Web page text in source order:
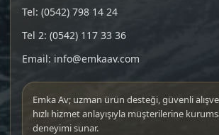
Tel: (0542) 798 14 24
Tel 2: (0542) 117 33 36
Email: info@emkaav.com
Emka Av; uzman ürün desteği, güvenli
hızlı hizmet anlayışıyla müşterilerine
deneyimi sunar.